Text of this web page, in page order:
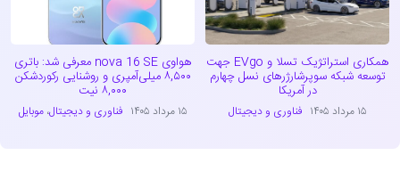
همکاری استراتژیک تسلا و EVgo جهت
توسعه شبکه سوپرشارژرهای نسل چهارم
در آمریکا
۱۵ مرداد ۱۴۰۵ فناوری و دیجیتال
هواوی nova 16 SE معرفی شد: باتری
۸,۵۰۰ میلی‌آمپری و روشنایی رکوردشکن
۸,۰۰۰ نیت
۱۵ مرداد ۱۴۰۵ فناوری و دیجیتال،موبایل